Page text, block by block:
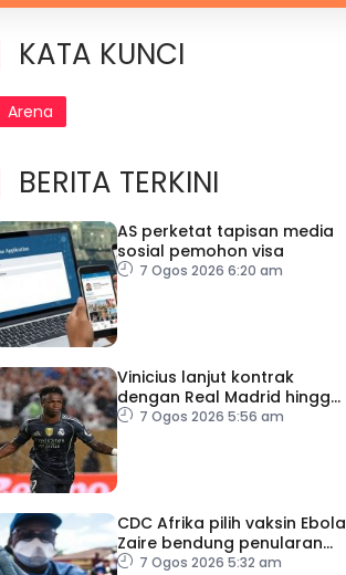
KATA KUNCI
Arena
BERITA TERKINI
AS perketat tapisan media
sosial pemohon visa
7 Ogos 2026 6:20 am
Vinicius lanjut kontrak
dengan Real Madrid hingga
20327 Ogos 2026 5:56 am
CDC Afrika pilih vaksin Ebola
Zaire bendung penularan
wabak
7 Ogos 2026 5:32 am